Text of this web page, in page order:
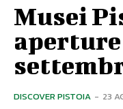
Musei
aperture
DISCOVER PISTOIA - 23